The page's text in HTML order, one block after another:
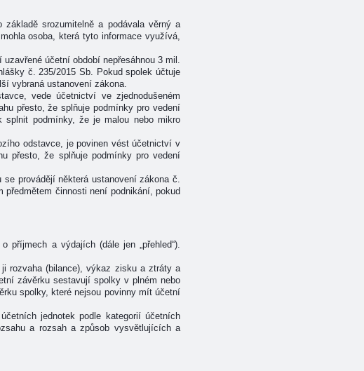
srozumitelně a podávala věrný a
osoba, která tyto informace využívá,
účetní období nepřesáhnou 3 mil.
č. 235/2015 Sb. Pokud spolek účtuje
vybraná ustanovení zákona.
vede účetnictví ve zjednodušeném
přesto, že splňuje podmínky pro vedení
splnit podmínky, že je malou nebo mikro
odstavce, je povinen vést účetnictví v
přesto, že splňuje podmínky pro vedení
provádějí některá ustanovení zákona č.
činnosti není podnikání, pokud
a výdajích (dále jen „přehled“).
rozvaha (bilance), výkaz zisku a ztráty a
závěrku sestavují spolky v plném nebo
spolky, které nejsou povinny mít účetní
jednotek podle kategorií účetních
a rozsah a způsob vysvětlujících a